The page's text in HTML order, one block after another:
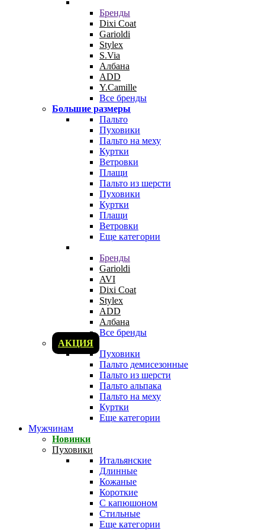
Бренды
Dixi Coat
Garioldi
Stylex
S.Via
Албана
ADD
Y.Camille
Все бренды
Большие размеры
Пальто
Пуховики
Пальто на меху
Куртки
Ветровки
Плащи
Пальто из шерсти
Пуховики
Куртки
Плащи
Ветровки
Еще категории
Бренды
Garioldi
AVI
Dixi Coat
Stylex
ADD
Албана
Все бренды
АКЦИЯ
Пуховики
Пальто демисезонные
Пальто из шерсти
Пальто альпака
Пальто на меху
Куртки
Еще категории
Мужчинам
Новинки
Пуховики
Итальянские
Длинные
Кожаные
Короткие
С капюшоном
Стильные
Еще категории